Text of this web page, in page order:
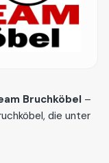
Bruchköbel –
die unter